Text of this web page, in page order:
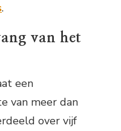
.
van het
een
van meer dan
over vijf